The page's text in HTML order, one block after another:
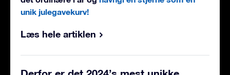
unik julegavekurv!
Læs hele artiklen